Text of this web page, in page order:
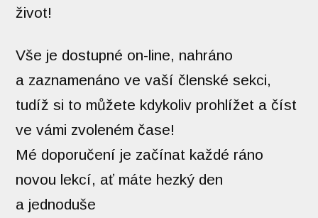
život!
Vše je dostupné on-line, nahráno
a zaznamenáno ve vaší členské sekci,
tudíž si to můžete kdykoliv prohlížet a číst
ve vámi zvoleném čase!
Mé doporučení je začínat každé ráno
novou lekcí, ať máte hezký den
a jednoduše